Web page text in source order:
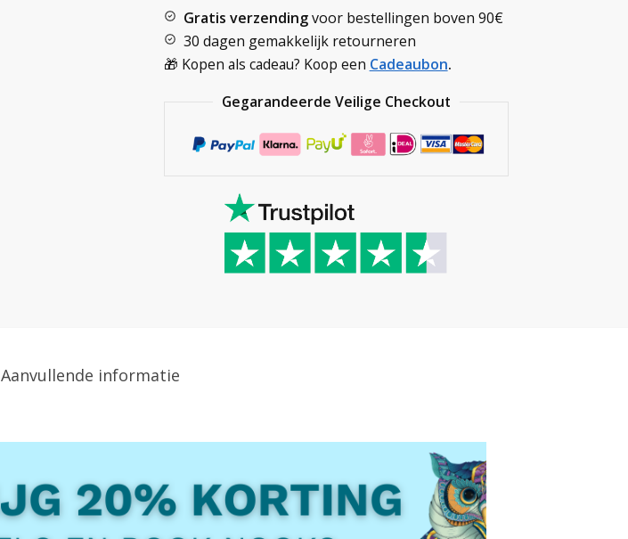
Gratis verzendingvoor bestellingen boven 90€
30 dagen gemakkelijk retourneren
🎁 Kopen als cadeau? Koop een Cadeaubon.
Gegarandeerde Veilige Checkout
Aanvullende informatie